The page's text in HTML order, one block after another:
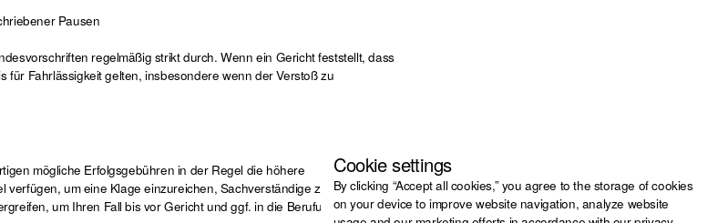
Pausen
regelmäßig strikt durch. Wenn ein Gericht feststellt, dass
für Fahrlässigkeit gelten, insbesondere wenn der Verstoß zu
mögliche Erfolgsgebühren in der Regel die höhere
um eine Klage einzureichen, Sachverständige zu beauftragen,
um Ihren Fall bis vor Gericht und ggf. in die Berufung zu bringen.
Cookie settings
By clicking “Accept all cookies,” you agree to the storage of cookies
on your device to improve website navigation, analyze website